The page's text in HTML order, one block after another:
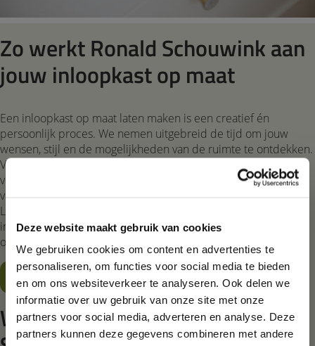
Deze website maakt gebruik van cookies
We gebruiken cookies om content en advertenties te
personaliseren, om functies voor social media te bieden
en om ons websiteverkeer te analyseren. Ook delen we
informatie over uw gebruik van onze site met onze
partners voor social media, adverteren en analyse. Deze
partners kunnen deze gegevens combineren met andere
Zo werkt Ronald Schouwink aan
jouw inloopkast op maat
Een inloopkast op maat laten maken is een creatief én
persoonlijk proces. We nemen uitgebreid de tijd om jouw
wensen, stijl en de mogelijkheden van de ruimte te ontdekken.
Van het eerste idee tot de afwerking, wij begeleiden je stap
voor stap. Zo weet je altijd waar je aan toe bent en kun je vol
vertrouwen toewerken naar jouw droom inloopkast op maat.
Lees meer over onze
inloopkast op maat tot leven komt. Klaar voor jouw inloopkast
op maat?
Laten we beginnen!
Wat zeggen klanten over Ronald